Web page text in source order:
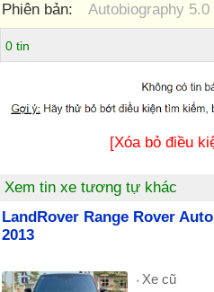
Phiên bản: Autobiography 5.0
0 tin
[Xóa bỏ điều
Xem tin xe tương tự khác
LandRover Range Rover
2013
Xe cũ